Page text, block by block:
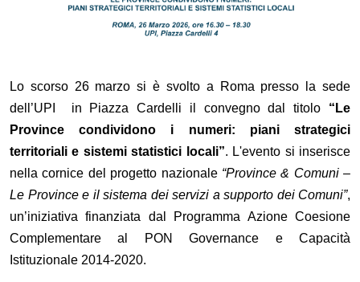
Lo scorso 26 marzo si è svolto a Roma presso la sede
dell’UPI in Piazza Cardelli il convegno dal titolo “Le
Province condividono i numeri: piani strategici
territoriali e sistemi statistici locali”. L'evento si inserisce
nella cornice del progetto nazionale “Province & Comuni –
Le Province e il sistema dei servizi a supporto dei Comuni”,
un’iniziativa finanziata dal Programma Azione Coesione
Complementare al PON Governance e Capacità
Istituzionale 2014-2020.